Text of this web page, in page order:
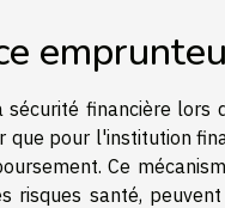
financière lors
pour l'institution
Ce
santé,